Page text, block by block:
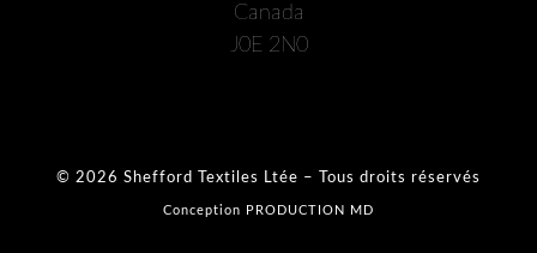
Canada
J0E 2N0
© 2026 Shefford Textiles Ltée – Tous droits réservés
Conception PRODUCTION MD